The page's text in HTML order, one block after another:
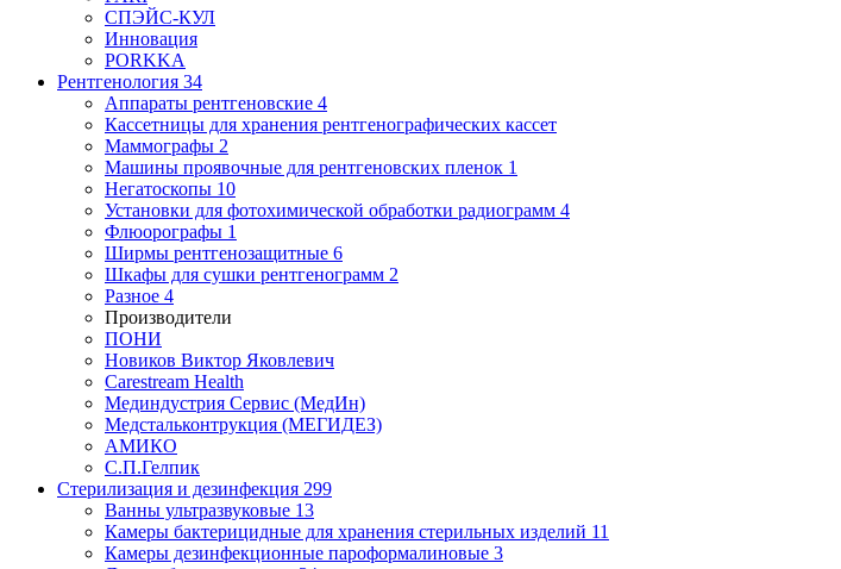
СПЭЙС-КУЛ
Инновация
PORKKA
Рентгенология 34
Аппараты рентгеновские 4
Кассетницы для хранения рентгенографических кассет
Маммографы 2
Машины проявочные для рентгеновских пленок 1
Негатоскопы 10
Установки для фотохимической обработки радиограмм 4
Флюорографы 1
Ширмы рентгенозащитные 6
Шкафы для сушки рентгенограмм 2
Разное 4
Производители
ПОНИ
Новиков Виктор Яковлевич
Carestream Health
Мединдустрия Сервис (МедИн)
Медстальконтрукция (МЕГИДЕЗ)
АМИКО
С.П.Гелпик
Стерилизация и дезинфекция 299
Ванны ультразвуковые 13
Камеры бактерицидные для хранения стерильных изделий 11
Камеры дезинфекционные пароформалиновые 3